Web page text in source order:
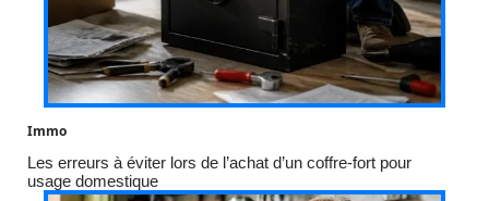
Immo
Les erreurs à éviter lors de l’achat d’un coffre-fort pour
usage domestique